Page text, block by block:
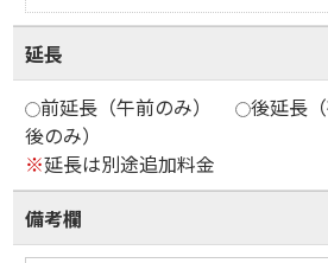
延長
前延長（午前のみ）
後延長
後のみ）
※延長は別途追加料金
備考欄